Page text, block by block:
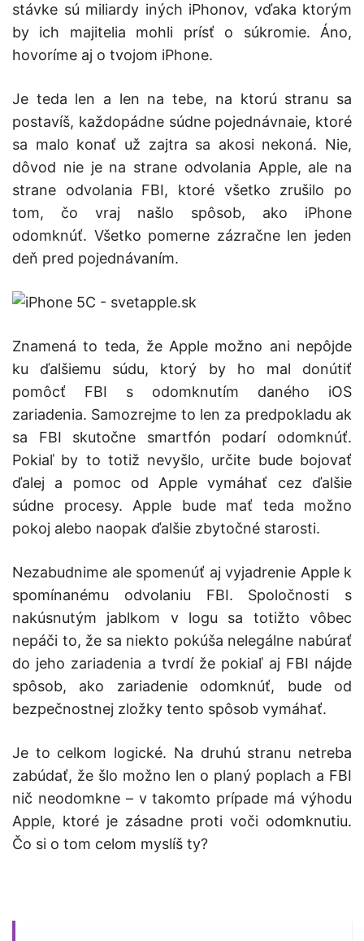
stávke sú miliardy iných iPhonov, vďaka ktorým
by ich majitelia mohli prísť o súkromie. Áno,
hovoríme aj o tvojom iPhone.
Je teda len a len na tebe, na ktorú stranu sa
postavíš, každopádne súdne pojednávnaie, ktoré
sa malo konať už zajtra sa akosi nekoná. Nie,
dôvod nie je na strane odvolania Apple, ale na
strane odvolania FBI, ktoré všetko zrušilo po
tom, čo vraj našlo spôsob, ako iPhone
odomknúť. Všetko pomerne zázračne len jeden
deň pred pojednávaním.
Znamená to teda, že Apple možno ani nepôjde
ku ďalšiemu súdu, ktorý by ho mal donútiť
pomôcť FBI s odomknutím daného iOS
zariadenia. Samozrejme to len za predpokladu ak
sa FBI skutočne smartfón podarí odomknúť.
Pokiaľ by to totiž nevyšlo, určite bude bojovať
ďalej a pomoc od Apple vymáhať cez ďalšie
súdne procesy. Apple bude mať teda možno
pokoj alebo naopak ďalšie zbytočné starosti.
Nezabudnime ale spomenúť aj vyjadrenie Apple k
spomínanému odvolaniu FBI. Spoločnosti s
nakúsnutým jablkom v logu sa totižto vôbec
nepáči to, že sa niekto pokúša nelegálne nabúrať
do jeho zariadenia a tvrdí že pokiaľ aj FBI nájde
spôsob, ako zariadenie odomknúť, bude od
bezpečnostnej zložky tento spôsob vymáhať.
Je to celkom logické. Na druhú stranu netreba
zabúdať, že šlo možno len o planý poplach a FBI
nič neodomkne – v takomto prípade má výhodu
Apple, ktoré je zásadne proti voči odomknutiu.
Čo si o tom celom myslíš ty?